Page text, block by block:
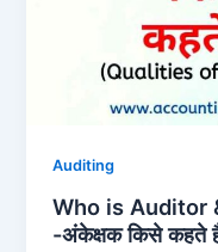
Auditing
Who is Auditor
-अंकेक्षक किसे कहते